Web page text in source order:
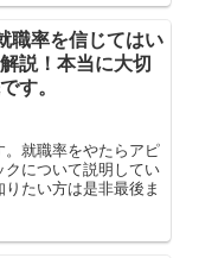
職率を信じてはい
説！本当に大切
す。
就職率をやたらアピ
について説明してい
たい方は是非最後ま